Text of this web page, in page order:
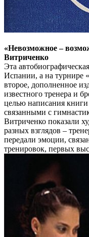
«Невозможное –
Витриченко
Эта
Испании, а на турнире
второе, дополненное
известного тренера и
целью написания книги
связанными с
Витриченко показали
разных взглядов –
передали эмоции,
тренировок, первых